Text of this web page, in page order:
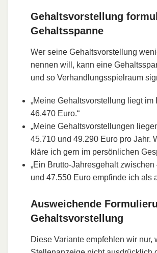
Gehaltsvorstellung
Gehaltsspanne
Wer seine Gehaltsvorstellung
nennen will, kann eine
und so Verhandlungsspielraum
„Meine Gehaltsvorstellung liegt im
46.470 Euro.“
„Meine Gehaltsvorstellungen
45.710 und 49.290 Euro pro Jahr.
kläre ich gern im persönlichen
„Ein Brutto-Jahresgehalt
und 47.550 Euro empfinde ich als
Ausweichende
Gehaltsvorstellung
Diese Variante empfehlen wir nur,